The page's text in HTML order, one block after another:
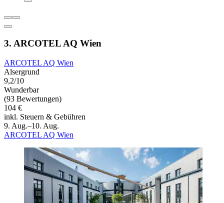
3. ARCOTEL AQ Wien
ARCOTEL AQ Wien
Alsergrund
9,2/10
Wunderbar
(93 Bewertungen)
104 €
inkl. Steuern & Gebühren
9. Aug.–10. Aug.
ARCOTEL AQ Wien